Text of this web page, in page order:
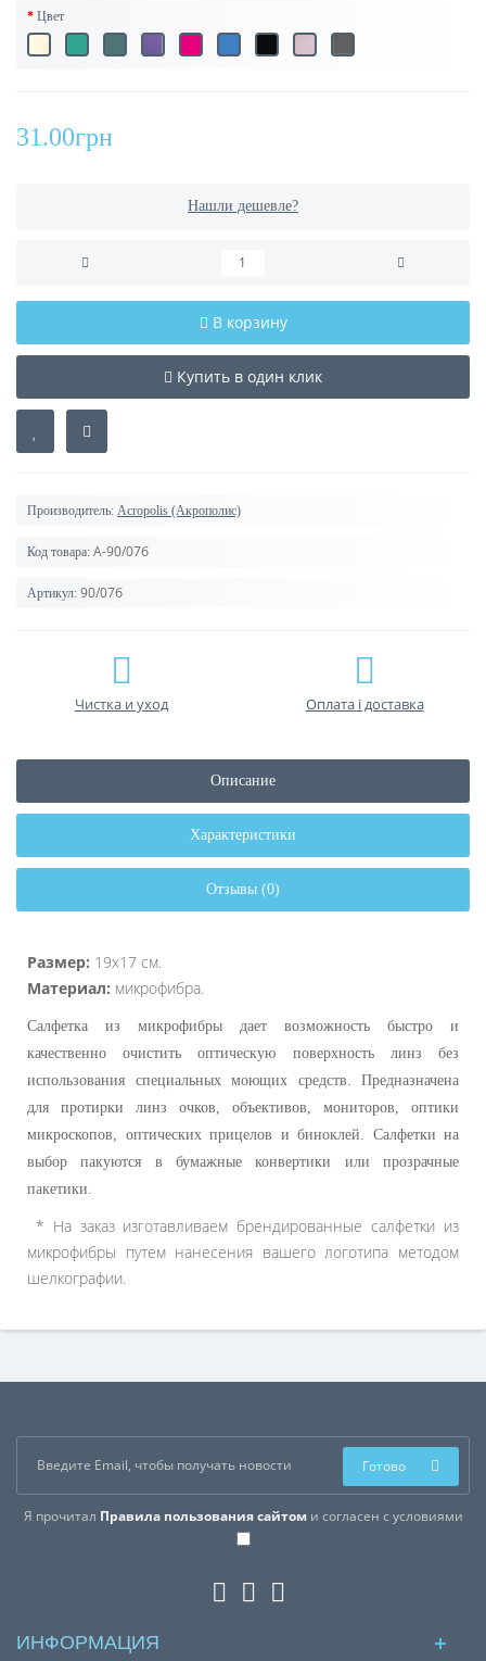
Цвет
31.00грн
Нашли дешевле?
В корзину
Купить в один клик
Производитель: Acropolis (Акрополис)
Код товара: А-90/07б
Артикул: 90/07б
Чистка и уход Оплата і доставка
Описание
Характеристики
Отзывы (0)
Размер: 19х17 см.
Материал: микрофибра.
Салфетка из микрофибры дает возможность быстро и
качественно очистить оптическую поверхность линз без
использования специальных моющих средств. Предназначена
для протирки линз очков, объективов, мониторов, оптики
микроскопов, оптических прицелов и биноклей. Салфетки на
выбор пакуются в бумажные конвертики или прозрачные
пакетики.
* На заказ изготавливаем брендированные салфетки из
микрофибры путем нанесения вашего логотипа методом
шелкографии.
Я прочитал Правила пользования сайтоми согласен с условиями
Готово
ИНФОРМАЦИЯ